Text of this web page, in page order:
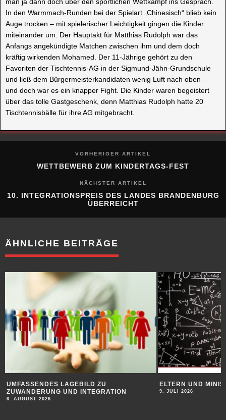
In den Warmmach-Runden bei der Spielart „Chinesisch“ blieb kein
Auge trocken – mit spielerischer Leichtigkeit gingen die Kinder
miteinander um. Der Hauptakt für Matthias Rudolph war das
Anfangs angekündigte Matchen zwischen ihm und dem doch
kräftig wirkenden Mohamed. Der 11-Jährige gehört zu den
Favoriten der Tischtennis-AG in der Sigmund-Jähn-Grundschule
und ließ dem Bürgermeisterkandidaten wenig Luft nach oben –
und doch war es ein knapper Fight. Die Kinder waren begeistert
über das tolle Gastgeschenk, denn Matthias Rudolph hatte 20
Tischtennisbälle für ihre AG mitgebracht.
VORHERIGER ARTIKEL
WETTBEWERB ZUM KINDERTAGS-FEST
NÄCHSTER ARTIKEL
10. INTEGRATIONSPREIS DES LANDES BRANDENBURG
ÜBERREICHT
ÄHNLICHE BEITRÄGE
UMFASSENDES LAGEBILD ZU
ZUWANDERUNG UND INTEGRATION
6. AUGUST 2026
ELTERN UND
9. JULI 2026